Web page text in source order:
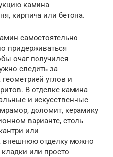
камина
кирпича или бетона.
самостоятельно
придерживаться
очаг получился
следить за
углов и
В отделке камина
и искусственные
доломит, керамику
варианте, столь
или
внешнюю отделку можно
или просто